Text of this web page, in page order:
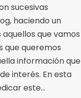
sucesivas
haciendo un
que vamos
que queremos
información que
interés. En esta
este…